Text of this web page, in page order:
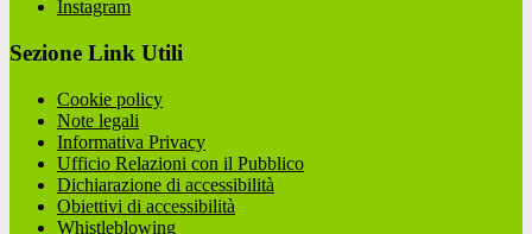
Instagram
Sezione Link Utili
Cookie policy
Note legali
Informativa Privacy
Ufficio Relazioni con il Pubblico
Dichiarazione di accessibilità
Obiettivi di accessibilità
Whistleblowing